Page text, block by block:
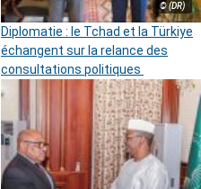
© (DR)
Diplomatie : le Tchad et la Türkiye
échangent sur la relance des
consultations politiques